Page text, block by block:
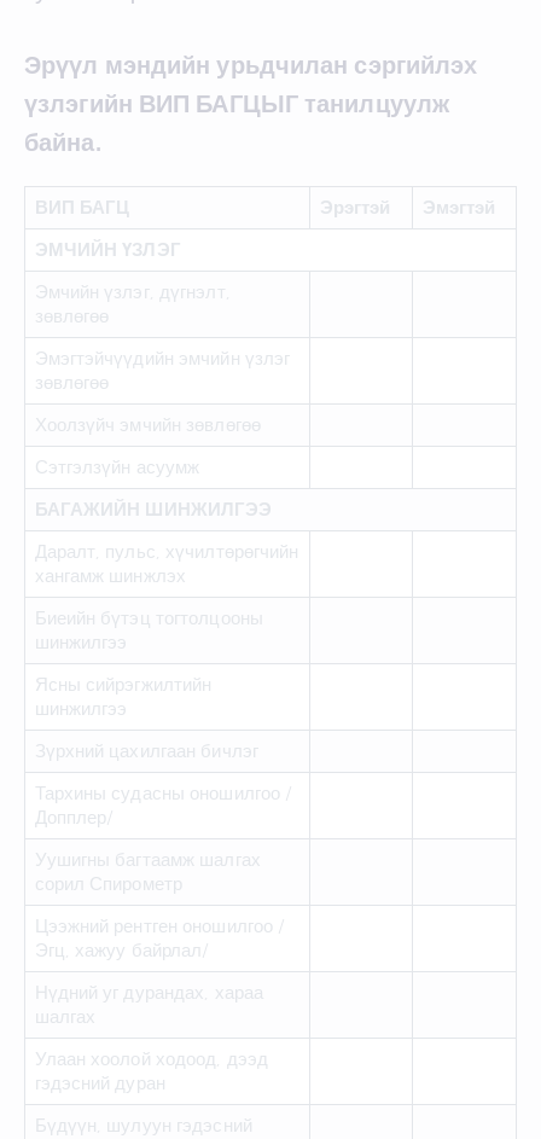
Эрүүл мэндийн урьдчилан сэргийлэх
үзлэгийн ВИП БАГЦЫГ танилцуулж
байна.
ВИП БАГЦ Эрэгтэй
Эмэгтэй
ЭМЧИЙН ҮЗЛЭГ
Эмчийн үзлэг, дүгнэлт,
зөвлөгөө
Эмэгтэйчүүдийн эмчийн үзлэг
зөвлөгөө
Хоолзүйч эмчийн зөвлөгөө
Сэтгэлзүйн асуумж
БАГАЖИЙН ШИНЖИЛГЭЭ
Даралт, пульс, хүчилтөрөгчийн
хангамж шинжлэх
Биеийн бүтэц тогтолцооны
шинжилгээ
Ясны сийрэгжилтийн
шинжилгээ
Зүрхний цахилгаан бичлэг
Тархины судасны оношилгоо /
Допплер/
Уушигны багтаамж шалгах
сорил Спирометр
Цээжний рентген оношилгоо /
Эгц, хажуу байрлал/
Нүдний уг дурандах, хараа
шалгах
Улаан хоолой ходоод, дээд
гэдэсний дуран
Бүдүүн, шулуун гэдэсний